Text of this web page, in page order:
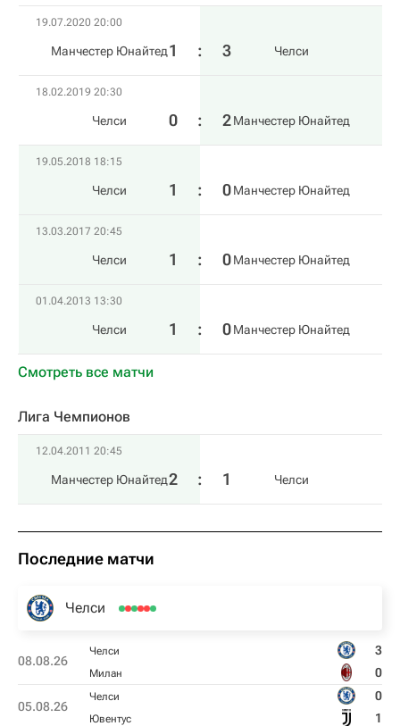
19.07.2020 20:00
Манчестер Юнайтед1 : 3 Челси
18.02.2019 20:30
Челси 0 : 2Манчестер Юнайтед
19.05.2018 18:15
Челси 1 : 0Манчестер Юнайтед
13.03.2017 20:45
Челси 1 : 0Манчестер Юнайтед
01.04.2013 13:30
Челси 1 : 0Манчестер Юнайтед
Смотреть все матчи
Лига Чемпионов
12.04.2011 20:45
Манчестер Юнайтед2 : 1 Челси
Последние матчи
Челси
08.08.26
Челси 3
Милан 0
05.08.26
Челси 0
Ювентус 1